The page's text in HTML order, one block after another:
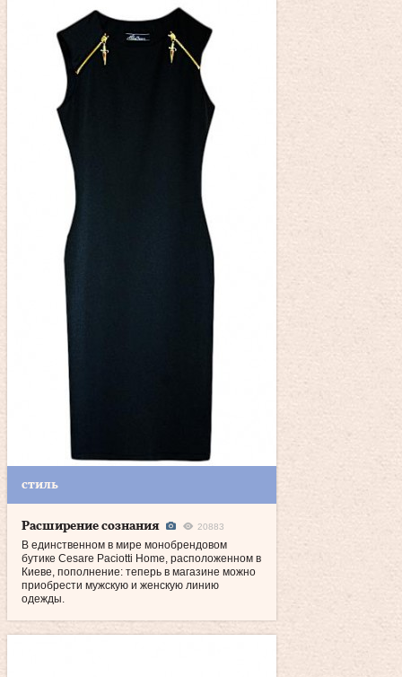
стиль
Расширение сознания 20883
В единственном в мире монобрендовом
бутике Cesare Paciotti Home, расположенном в
Киеве, пополнение: теперь в магазине можно
приобрести мужскую и женскую линию
одежды.